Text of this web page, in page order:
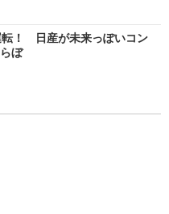
転！ 日産が未来っぽいコン
ぼ